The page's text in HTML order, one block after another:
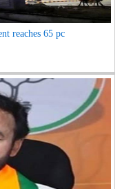
reaches 65 pc